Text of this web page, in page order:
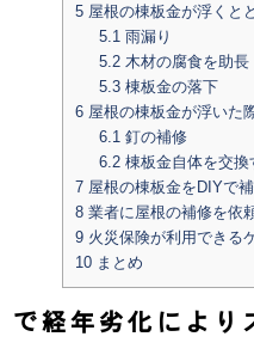
5 屋根の棟板金が浮くと
5.1 雨漏り
5.2木材の腐食を助長
5.3棟板金の落下
6 屋根の棟板金が浮いた
6.1 釘の補修
6.2棟板金自体を交換
7 屋根の棟板金をDIYで
8 業者に屋根の補修を依
9 火災保険が利用できる
10 まとめ
で経年劣化によ